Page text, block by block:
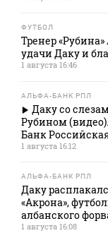
ФУТБОЛ
Тренер
удачи Даку и
1 августа 16:46
АЛЬФА-БАНК РПЛ
Даку со
Рубином
Банк
1 августа 16:12
АЛЬФА-БАНК РПЛ
Даку
«Акрона»,
албанского
1 августа 16:08